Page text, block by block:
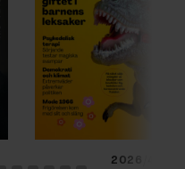
2026/4